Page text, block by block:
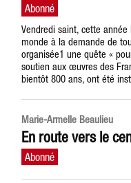
Vendredi saint, cette
monde à la demande de
organisée1 une quête «
soutien aux œuvres des
bientôt 800 ans, ont été
Marie-Armelle Beaulieu
En route vers le